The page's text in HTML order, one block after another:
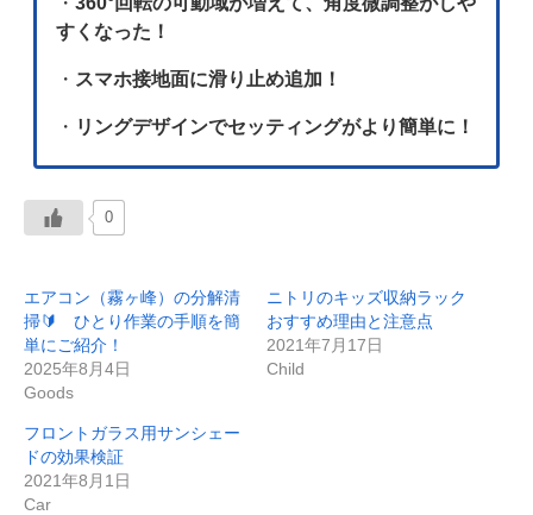
すくなった！
・ スマホ接地面に滑り止め追加！
・ リングデザインでセッティングがより簡単に！
0
エアコン（霧ヶ峰）の分解清
掃🔰 ひとり作業の手順を簡
単にご紹介！
2025年8月4日
Goods
ニトリのキッズ収納ラック
おすすめ理由と注意点
2021年7月17日
Child
フロントガラス用サンシェー
ドの効果検証
2021年8月1日
Car